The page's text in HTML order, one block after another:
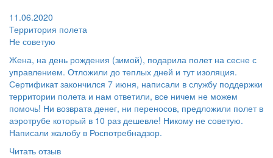
11.06.2020
Территория полета
Не советую
Жена, на день рождения (зимой), подарила полет на сесне с
управлением. Отложили до теплых дней и тут изоляция.
Сертификат закончился 7 июня, написали в службу поддержки
территории полета и нам ответили, все ничем не можем
помочь! Ни возврата денег, ни переносов, предложили полет в
аэротрубе который в 10 раз дешевле! Никому не советую.
Написали жалобу в Роспотребнадзор.
Читать отзыв